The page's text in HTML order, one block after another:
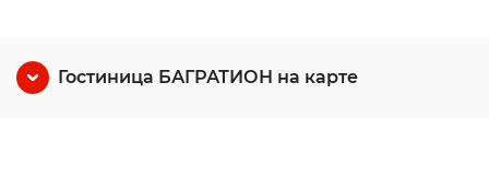
Гостиница БАГРАТИОН на карте